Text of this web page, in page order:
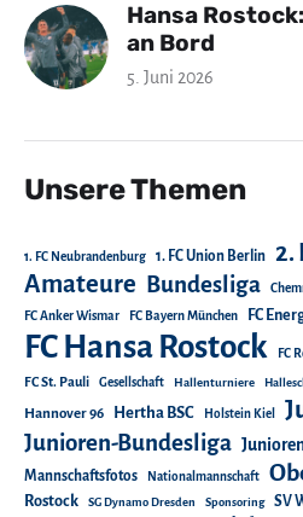
Hansa
an Bord
5. Juni 2026
Unsere Themen
1. FC Neubrandenburg 1. FC Union Berlin 2.
Amateure Bundesliga
FC Anker Wismar FC Bayern München FC
FC Hansa Rostock FC
FC St. Pauli Gesellschaft Hallenturniere
Hannover 96 Hertha BSC Holstein Kiel
Junioren-Bundesliga
Mannschaftsfotos
Nationalmannschaft
Rostock SG Dynamo Dresden Sponsoring SV